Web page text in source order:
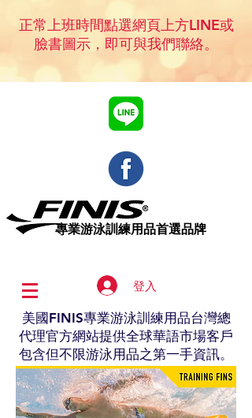
正常上班時間點選網頁上方LINE或
臉書圖示，即可與我們聯絡。
專業​游泳訓練用品首選品牌
登入
美國FINIS專業游泳訓練用品台灣總
代理官方網站提供全球華語市場客戶
包含但不限游泳用品之第一手資訊。